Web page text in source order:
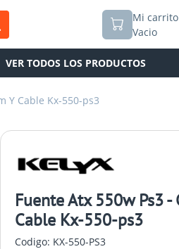
Mi carrito
Vacio
VER TODOS LOS PRODUCTOS
Y Cable Kx-550-ps3
Fuente Atx 550w Ps3 -
Cable Kx-550-ps3
Codigo: KX-550-PS3